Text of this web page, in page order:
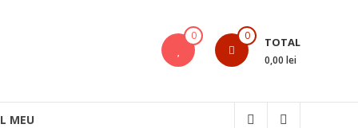
0 0 TOTAL
0,00 lei
MEU